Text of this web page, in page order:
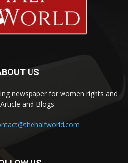
US
newspaper for women rights and
and Blogs.